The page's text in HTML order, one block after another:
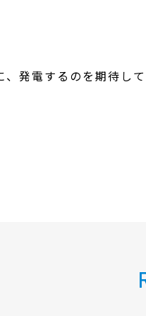
、発電するのを期待